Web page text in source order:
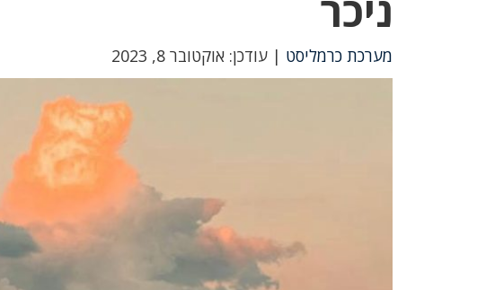
ניכר
מערכת כרמליסט | עודכן: אוקטובר 8, 2023